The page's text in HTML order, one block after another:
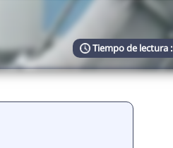
Tiempo de lectura :